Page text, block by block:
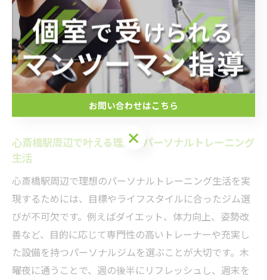
る点も継続率向上に寄与しています。
継続のコツとしては、無理のないスケジュール設定と、
楽しみながら取り組めるプログラム選びが重要です。実
際に「駅近で便利だから続けられた」という利用者の声
も多く、通いやすさは習慣化の大きな要素となっていま
心斎橋駅周辺で叶える理想のパーソナルトレーニング
生活
心斎橋駅周辺で理想のパーソナルトレーニング生活を実
現するためには、目標やライフスタイルに合ったジム選
びが不可欠です。例えばダイエット、体力向上、姿勢改
善など、目的に応じて専門性の高いトレーナーや充実し
た設備を持つパーソナルジムを選ぶことが大切です。木
曜夜に通うことで、週の後半にリフレッシュし、週末を
お問い合わせはこちら